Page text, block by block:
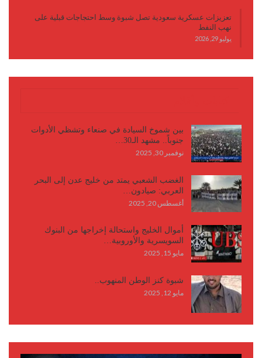
تعزيزات عسكرية سعودية تصل شبوة وسط احتجاجات قبلية على
نهب النفط
يوليو 29, 2026
بين شموخ السيادة في صنعاء وتشظي الأدوات
جنوباً.. مشهد الـ30…
نوفمبر 30, 2025
الغضب الشعبي يمتد من خليج عدن إلى البحر
العربي: صيادون…
أغسطس 20, 2025
أموال الخليج واستحالة إخراجها من البنوك
السويسرية والأوروبية…
مايو 15, 2025
شبوة كنز الوطن المنهوب..
مايو 12, 2025